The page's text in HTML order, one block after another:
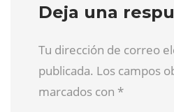
Deja una
Tu dirección de correo
publicada. Los campos
marcados con *